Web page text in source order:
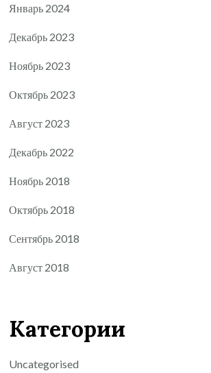
Январь 2024
Декабрь 2023
Ноябрь 2023
Октябрь 2023
Август 2023
Декабрь 2022
Ноябрь 2018
Октябрь 2018
Сентябрь 2018
Август 2018
Категории
Uncategorised